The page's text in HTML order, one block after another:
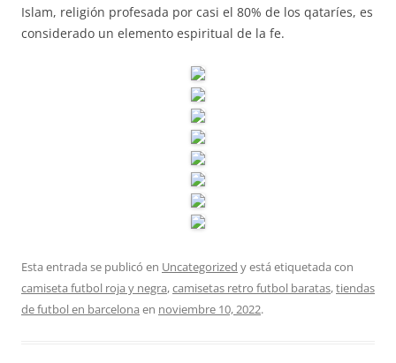
Islam, religión profesada por casi el 80% de los qataríes, es
considerado un elemento espiritual de la fe.
Esta entrada se publicó en Uncategorized y está etiquetada con
camiseta futbol roja y negra,camisetas retro futbol baratas,tiendas
de futbol en barcelona en noviembre 10, 2022.